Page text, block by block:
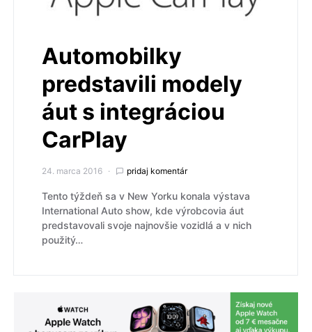
Automobilky
predstavili modely
áut s integráciou
CarPlay
24. marca 2016 pridaj komentár
Tento týždeň sa v New Yorku konala výstava
International Auto show, kde výrobcovia áut
predstavovali svoje najnovšie vozidlá a v nich
použitý…